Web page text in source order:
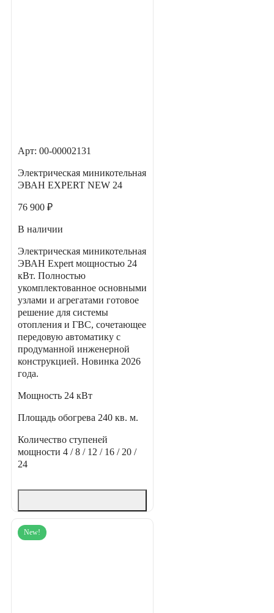
Арт: 00-00002131
Электрическая миникотельная
ЭВАН EXPERT NEW 24
76 900 ₽
В наличии
Электрическая миникотельная
ЭВАН Expert мощностью 24
кВт. Полностью
укомплектованное основными
узлами и агрегатами готовое
решение для системы
отопления и ГВС, сочетающее
передовую автоматику с
продуманной инженерной
конструкцией. Новинка 2026
года.
Мощность 24 кВт
Площадь обогрева 240 кв. м.
Количество ступеней
мощности 4 / 8 / 12 / 16 / 20 /
24
New!